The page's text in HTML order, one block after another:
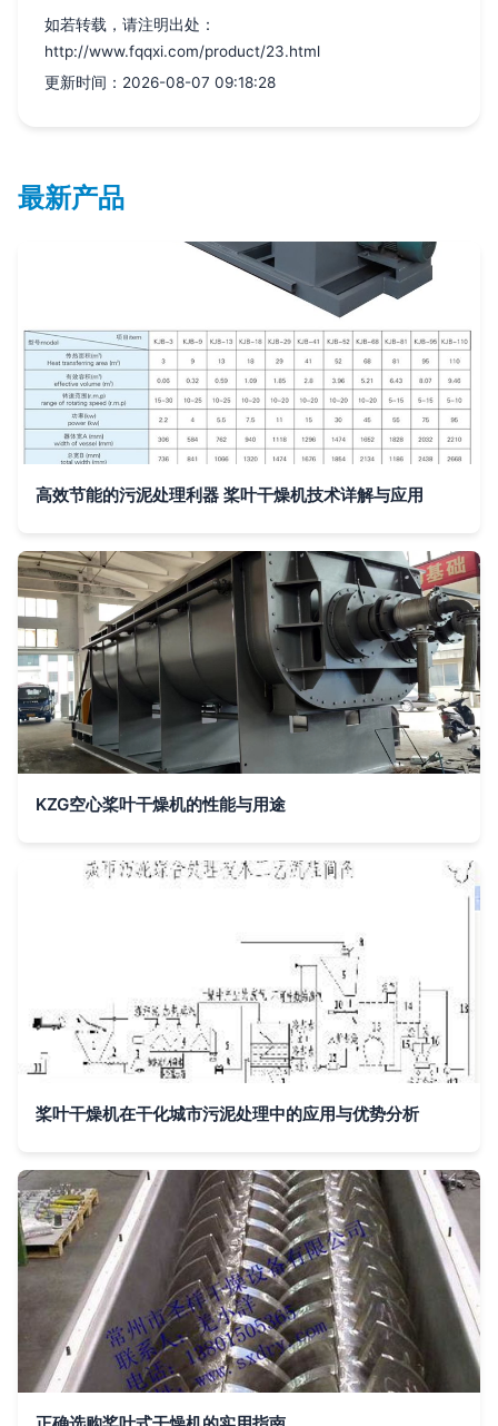
如若转载，请注明出处：
http://www.fqqxi.com/product/23.html
更新时间：2026-08-07 09:18:28
最新产品
高效节能的污泥处理利器 桨叶干燥机技术详解与应用
KZG空心桨叶干燥机的性能与用途
桨叶干燥机在干化城市污泥处理中的应用与优势分析